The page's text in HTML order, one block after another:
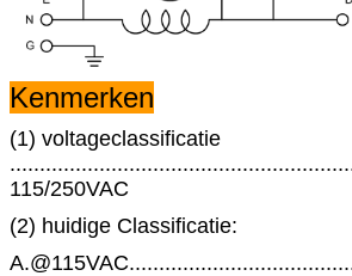
Kenmerken
(1) voltageclassificatie
115/250VAC
(2) huidige Classificatie: